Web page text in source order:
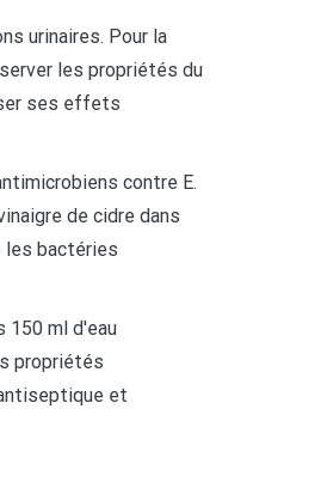
urinaires. Pour la
les propriétés du
ses effets
contre E.
de cidre dans
les bactéries
150 ml d'eau
propriétés
et